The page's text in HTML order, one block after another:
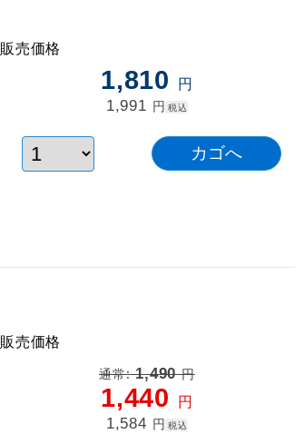
販売価格
1,810 円
1,991 円 税込
販売価格
通常:1,490円
1,440 円
1,584 円 税込